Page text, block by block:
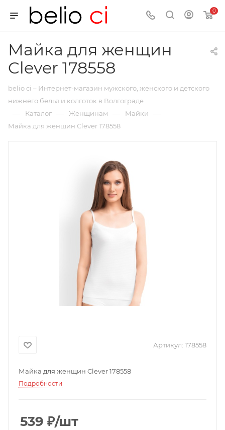
0
Майка для женщин
Clever 178558
belio ci – Интернет-магазин мужского, женского и детского
нижнего белья и колготок в Волгограде
— Каталог — Женщинам — Майки —
Майка для женщин Clever 178558
Артикул: 178558
Майка для женщин Clever 178558
Подробности
539 ₽/шт